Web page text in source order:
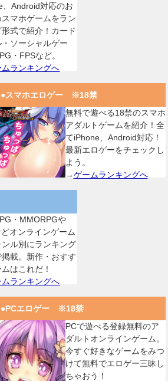
、Android対応のお
マホゲームをラン
形式で紹介！カード
ソーシャルゲー
・FPSなど。
ムランキングへ
●スマホエロゲー ※18禁
無料で遊べる18禁のスマホ
アダルトゲームを紹介！全
てiPhone、Android対応！
最新エロゲーをチェックし
よう。
→ゲームランキングへ
・MMORPGや
オンラインゲーム
ンル別にランキング
載。新作・おすす
はこれだ！
ムランキングへ
●PCエロゲー ※18禁
PCで遊べる登録無料のア
ダルトオンラインゲーム。
今すぐ好きなゲームをみつ
けて無料でエロゲー三昧し
ちゃおう！